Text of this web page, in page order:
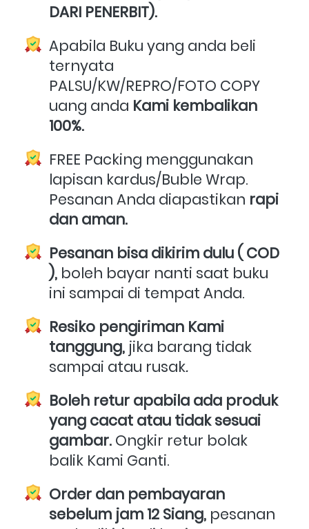
DARI PENERBIT).
Apabila Buku yang anda beli
ternyata
PALSU/KW/REPRO/FOTO COPY
uang anda Kami kembalikan
100%.
FREE Packing menggunakan
lapisan kardus/Buble Wrap.
Pesanan Anda diapastikan rapi
dan aman.
Pesanan bisa dikirim dulu ( COD
), boleh bayar nanti saat buku
ini sampai di tempat Anda.
Resiko pengiriman Kami
tanggung, jika barang tidak
sampai atau rusak.
Boleh retur apabila ada produk
yang cacat atau tidak sesuai
gambar. Ongkir retur bolak
balik Kami Ganti.
Order dan pembayaran
sebelum jam 12 Siang, pesanan